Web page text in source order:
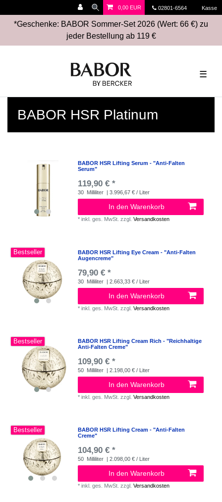
02801-6564 Kasse
0,00 EUR
*Geschenke: BABOR Sommer-Set 2026 (Wert: 66 €) zu
jeder Bestellung ab 119 €
☰
BABOR HSR Platinum
BABOR HSR Lifting Serum - "Anti-Falten
Serum"
119,90 € *
30 Milliliter | 3.996,67 € / Liter
In den Warenkorb
*inkl. ges. MwSt. zzgl.Versandkosten
Bestseller
BABOR HSR Lifting Eye Cream - "Anti-Falten
Augencreme"
79,90 € *
30 Milliliter | 2.663,33 € / Liter
In den Warenkorb
*inkl. ges. MwSt. zzgl.Versandkosten
Bestseller
BABOR HSR Lifting Cream Rich - "Reichhaltige
Anti-Falten Creme"
109,90 € *
50 Milliliter | 2.198,00 € / Liter
In den Warenkorb
*inkl. ges. MwSt. zzgl.Versandkosten
Bestseller
BABOR HSR Lifting Cream - "Anti-Falten
Creme"
104,90 € *
50 Milliliter | 2.098,00 € / Liter
In den Warenkorb
*inkl. ges. MwSt. zzgl.Versandkosten